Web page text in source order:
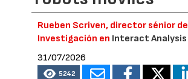
Rueben Scriven, director sénior de
Investigación en Interact Analysis
31/07/2026
5242